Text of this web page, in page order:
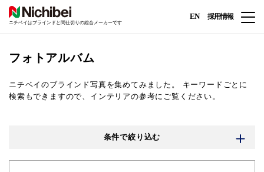
ニチベイはブラインドと間仕切りの総合メーカーです
EN 採用情報
フォトアルバム
ニチベイのブラインド写真を集めてみました。
キーワードごとに
検索もできますので、インテリアの参考にご覧ください。
条件で絞り込む